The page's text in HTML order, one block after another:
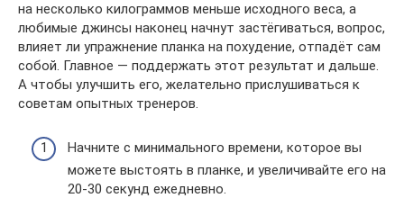
на несколько килограммов меньше исходного веса, а
любимые джинсы наконец начнут застёгиваться, вопрос,
влияет ли упражнение планка на похудение, отпадёт сам
собой. Главное — поддержать этот результат и дальше.
А чтобы улучшить его, желательно прислушиваться к
советам опытных тренеров.
Начните с минимального времени, которое вы
можете выстоять в планке, и увеличивайте его на
20-30 секунд ежедневно.